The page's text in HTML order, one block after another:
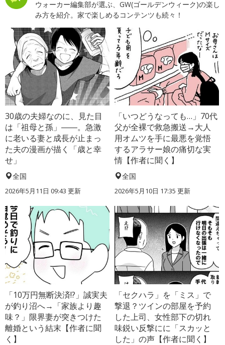
ウォーカー編集部が選ぶ、GW(ゴールデンウィーク)の楽し
み方を紹介。家で楽しめるコンテンツも続々！
30歳の夫婦なのに、見た目
は「祖母と孫」――。急激
に老いる妻と成長が止まっ
た夫の漫画が描く「歳と幸
せ」
全国
2026年5月11日 09:43 更新
「いつどうなっても…」70代
父が全裸で救急搬送→大人
用オムツを手に最悪を覚悟
するアラサー娘の痛切な実
情【作者に聞く】
全国
2026年5月10日 17:35 更新
「10万円無断決済!?」誠実夫
が釣り沼へ→「家族より趣
味？」限界妻が突きつけた
離婚という結末【作者に聞
く】
「セクハラ」を「ミス」で
撃退？ツインの部屋を予約
した上司、女性部下の切れ
味鋭い反撃にに「スカッと
した」の声【作者に聞く】